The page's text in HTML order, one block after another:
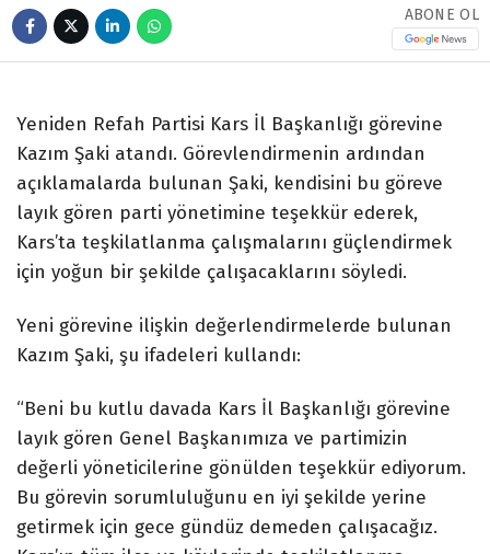
ABONE OL
Yeniden Refah Partisi Kars İl Başkanlığı görevine
Kazım Şaki atandı. Görevlendirmenin ardından
açıklamalarda bulunan Şaki, kendisini bu göreve
layık gören parti yönetimine teşekkür ederek,
Kars’ta teşkilatlanma çalışmalarını güçlendirmek
için yoğun bir şekilde çalışacaklarını söyledi.
Yeni görevine ilişkin değerlendirmelerde bulunan
Kazım Şaki, şu ifadeleri kullandı:
“Beni bu kutlu davada Kars İl Başkanlığı görevine
layık gören Genel Başkanımıza ve partimizin
değerli yöneticilerine gönülden teşekkür ediyorum.
Bu görevin sorumluluğunu en iyi şekilde yerine
getirmek için gece gündüz demeden çalışacağız.